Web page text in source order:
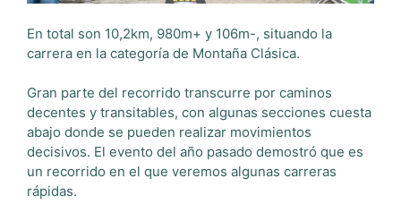
En total son 10,2km, 980m+ y 106m-, situando la
carrera en la categoría de Montaña Clásica.
Gran parte del recorrido transcurre por caminos
decentes y transitables, con algunas secciones cuesta
abajo donde se pueden realizar movimientos
decisivos. El evento del año pasado demostró que es
un recorrido en el que veremos algunas carreras
rápidas.